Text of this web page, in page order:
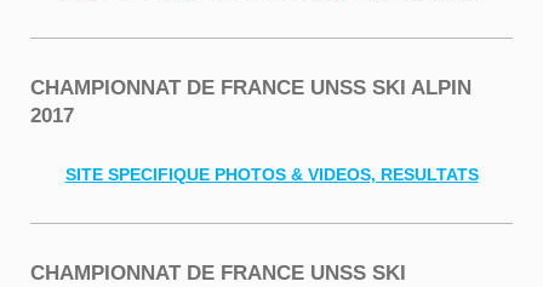
CHAMPIONNAT DE FRANCE UNSS SKI ALPIN
2017
SITE SPECIFIQUE PHOTOS & VIDEOS, RESULTATS
CHAMPIONNAT DE FRANCE UNSS SKI